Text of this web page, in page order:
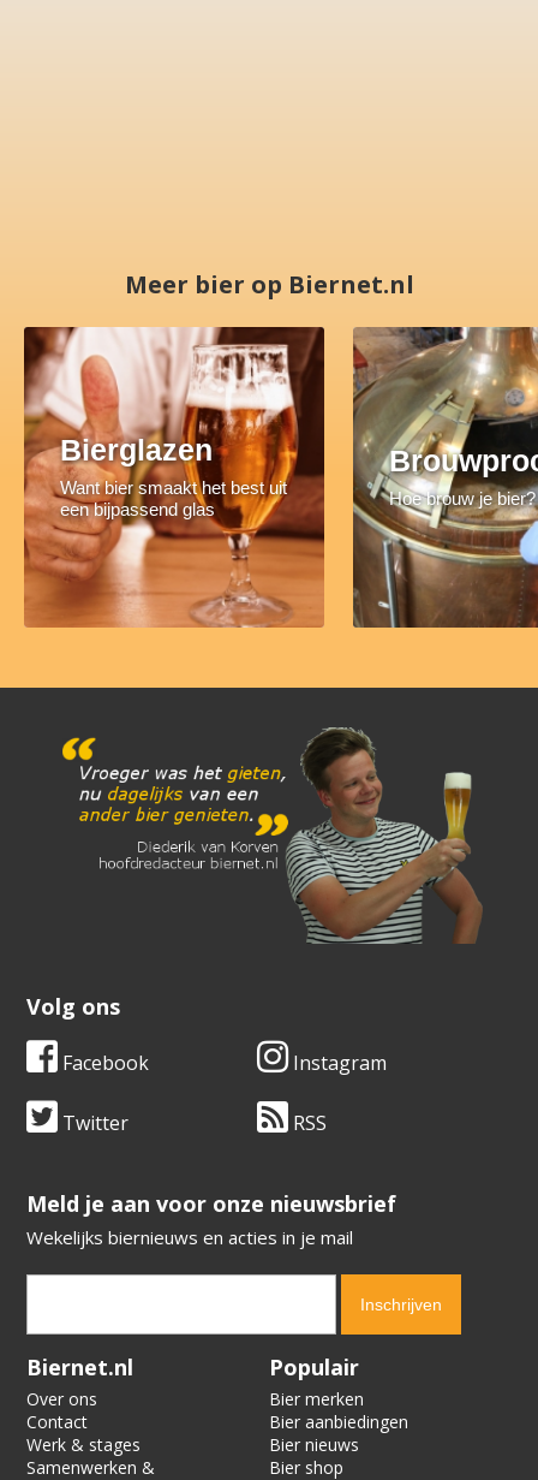
Meer bier op Biernet.nl
Bierglazen
Want bier smaakt het best uit
een bijpassend glas
Hoe brouw je bier?
Volg ons
Facebook Instagram
Twitter RSS
​​​​​​​Meld je aan voor onze nieuwsbrief
Wekelijks biernieuws en acties in je mail
Verification code:
Biernet.nl
Over ons
Contact
Werk & stages
Samenwerken &
Populair
Bier merken
Bier aanbiedingen
Bier nieuws
Bier shop